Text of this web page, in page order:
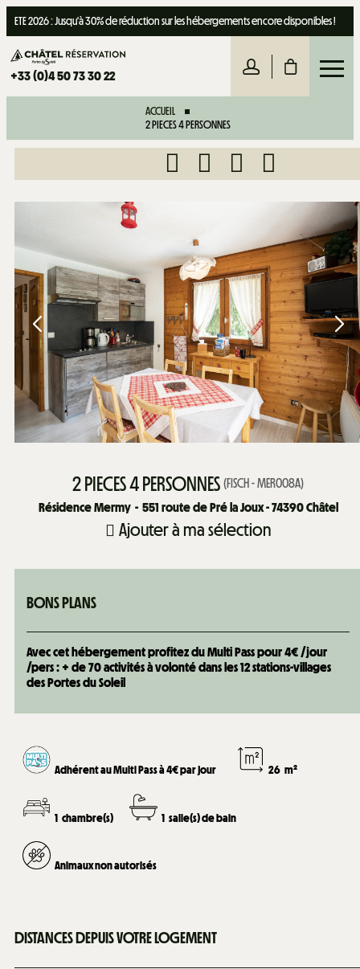
ETE 2026 : Jusqu'à 30% de réduction sur les hébergements encore disponibles !
+33 (0)4 50 73 30 22
ACCUEIL
2 PIECES 4 PERSONNES
2 PIECES 4 PERSONNES (FISCH - MER008A)
Résidence Mermy
551 route de Pré la Joux - 74390 Châtel
Ajouter à ma sélection
BONS PLANS
Avec cet hébergement profitez du Multi Pass pour 4€ /jour
/pers : + de 70 activités à volonté dans les 12 stations-villages
des Portes du Soleil
Adhérent au Multi Pass à 4€ par jour 26 m²
1 chambre(s) 1 salle(s) de bain
Animaux non autorisés
DISTANCES DEPUIS VOTRE LOGEMENT